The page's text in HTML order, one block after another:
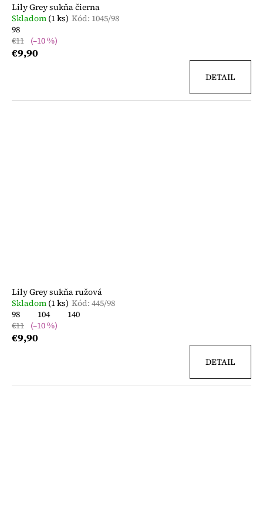
Lily Grey sukňa čierna
Skladom (1 ks) Kód: 1045/98
98
€11 (–10 %)
€9,90
DETAIL
Lily Grey sukňa ružová
Skladom (1 ks) Kód: 445/98
98
104
140
€11 (–10 %)
€9,90
DETAIL